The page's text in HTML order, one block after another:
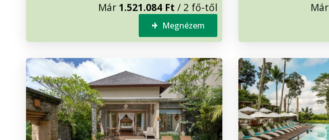
Már 1.521.084 Ft / 2 fő-től
Megnézem
Már